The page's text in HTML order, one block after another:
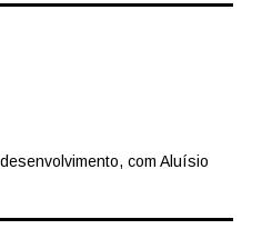
com Aluísio